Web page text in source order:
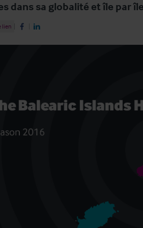
dans sa globalité et île par
lien Share on Facebook
Share on LinkedIn